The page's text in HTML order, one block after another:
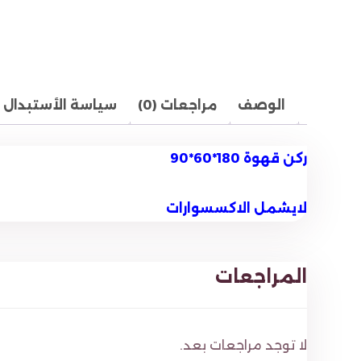
الوصف مراجعات (0) سياسة الأستبدال
ركن قهوة 180*60*90
لايشمل الاكسسوارات
المراجعات
لا توجد مراجعات بعد.